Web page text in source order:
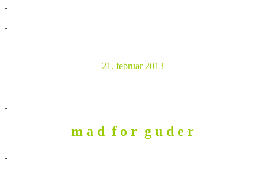
.
.
21. februar 2013
.
m a d f o r g u d e r
.